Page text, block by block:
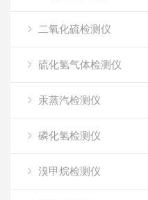
二氧化硫检测仪
硫化氢气体检测仪
汞蒸汽检测仪
磷化氢检测仪
溴甲烷检测仪